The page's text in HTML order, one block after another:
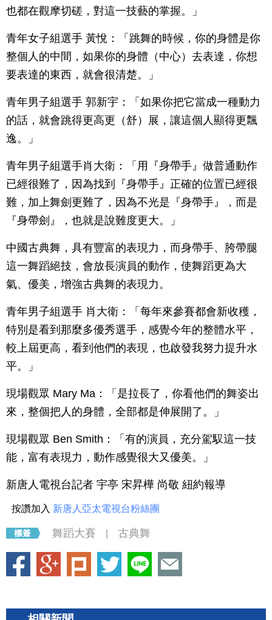
也都在觀摩切磋，對這一技藝的掌握。」
青年女子組選手 黃悅：「跳舞的時候，你的身體是你
整個人的中間，如果你的身體（中心）去表達，你想
要表達的東西，就會很清楚。」
青年男子組選手 郭新宇：「如果你把它當成一種動力
的話，就會跳得更高更（舒）展，讓這個人顯得更飄
逸。」
青年男子組選手肖大衛：「用『身帶手』做普通動作
已經很難了，因為找到『身帶手』正確的位置已經很
難，加上舞劍更難了，因為不光是『身帶手』，而是
『身帶劍』，也就是說難度更大。」
中國古典舞，具有豐富的表現力，而身帶手、胯帶腿
這一舞蹈絕技，會放長演員的動作，使舞蹈更為大
氣、優美，增強古典舞的表現力。
青年男子組選手 肖大衛：「每年來參賽都會新收穫，
特別是看到那麼多優秀選手，感覺今年的整體水平，
較上屆更高，看到他們的表現，也啟發我努力提升水
平。」
現場觀眾 Mary Ma：「是拉長了，你看他們的舞姿出
來，整個把人的身體，全部都是伸展開了。」
現場觀眾 Ben Smith：「有的演員，充分駕馭這一技
能，富有表現力，動作感覺很大又優美。」
新唐人電視台記者 宇亭 宋昇樺 尚敬 紐約報導
按讚加入 新唐人亞太電視台粉絲團
舞蹈大賽 古典舞